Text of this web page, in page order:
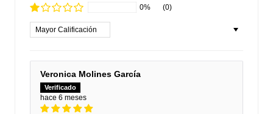
0% (0)
Sort by
Veronica Molines García
hace 6 meses